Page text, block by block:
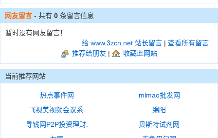
网友留言 - 共有 0 条留言信息
暂时没有网友留言！
给 www.3zcn.net 站长留言 | 查看所有留言
推荐给朋友 | 收藏此网站
当前推荐网站
热点事件网
mlmao批发网
飞视美视频会议系.
绵阳
寻钱网P2P投资理财.
贝斯特试剂网